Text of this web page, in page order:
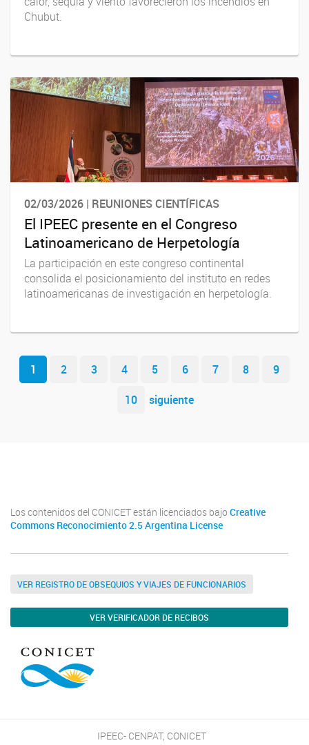
Chubut.
02/03/2026 | REUNIONES CIENTÍFICAS
El IPEEC presente en el Congreso
Latinoamericano de Herpetología
La participación en este congreso continental
consolida el posicionamiento del instituto en redes
latinoamericanas de investigación en herpetología.
Navegador de artículos
1 2 3 4 5 6 7 8
9
10
siguiente
Los contenidos del CONICET están licenciados bajo Creative
Commons Reconocimiento 2.5 Argentina License
VER REGISTRO DE OBSEQUIOS Y VIAJES DE FUNCIONARIOS
VER VERIFICADOR DE RECIBOS
IPEEC- CENPAT, CONICET